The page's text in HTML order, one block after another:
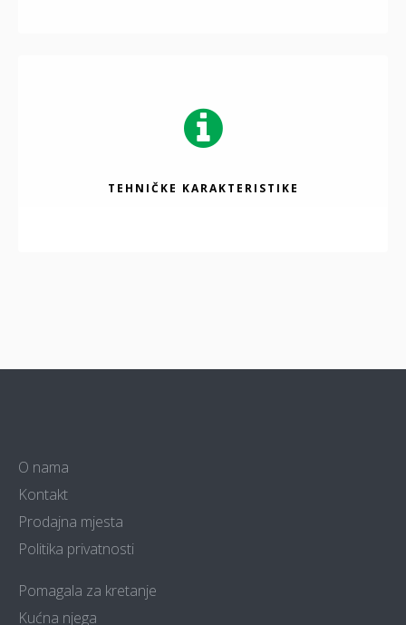
TEHNIČKE KARAKTERISTIKE
O nama
Kontakt
Prodajna mjesta
Politika privatnosti
Pomagala za kretanje
Kućna njega